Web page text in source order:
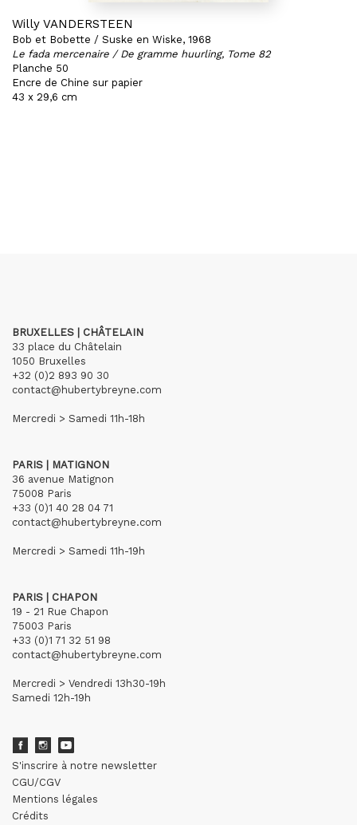
Willy VANDERSTEEN
Bob et Bobette / Suske en Wiske, 1968
Le fada mercenaire / De gramme huurling, Tome 82
Planche 50
Encre de Chine sur papier
43 x 29,6 cm
BRUXELLES | CHÂTELAIN
33 place du Châtelain
1050 Bruxelles
+32 (0)2 893 90 30
contact@hubertybreyne.com
Mercredi > Samedi 11h-18h
PARIS | MATIGNON
36 avenue Matignon
75008 Paris
+33 (0)1 40 28 04 71
contact@hubertybreyne.com
Mercredi > Samedi 11h-19h
PARIS | CHAPON
19 - 21 Rue Chapon
75003 Paris
+33 (0)1 71 32 51 98
contact@hubertybreyne.com
Mercredi > Vendredi 13h30-19h
Samedi 12h-19h
S'inscrire à notre newsletter
CGU/CGV
Mentions légales
Crédits